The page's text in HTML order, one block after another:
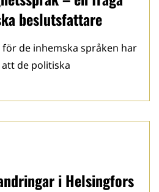
beslutsfattare
de inhemska språken har
de politiska
i Helsingfors